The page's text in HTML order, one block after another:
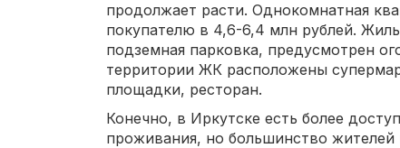
продолжает расти. Однокомнатная
покупателю в 4,6-6,4 млн рублей.
подземная парковка, предусмотрен
территории ЖК расположены
площадки, ресторан.
Конечно, в Иркутске есть более
проживания, но большинство жителей